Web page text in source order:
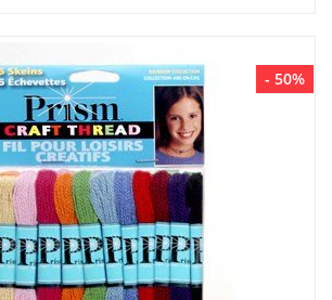
- 50%